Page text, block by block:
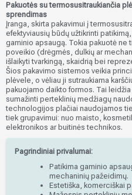
Pakuotės su termosusitraukiančia
sprendimas
Įranga, skirta pakavimui į
efektyviausių būdų užtikrinti
gaminio apsaugą. Tokia pakuotė ne
poveikio (drėgmės, dulkių ar
išlaikyti tvarkingą, skaidrią bei
Šios pakavimo sistemos veikia
plėvele, o vėliau ji sutraukiama
pakuojamo daikto formos. Tai
sumažinti perteklinių medžiagų
technologijos plačiai naudojamos
tiek grupavimui: nuo maisto,
elektronikos ar buitinės technikos.
Pagrindiniai privalumai:
Patikima gaminio
mechaninių pažeidimų.
Estetiška, komerciškai